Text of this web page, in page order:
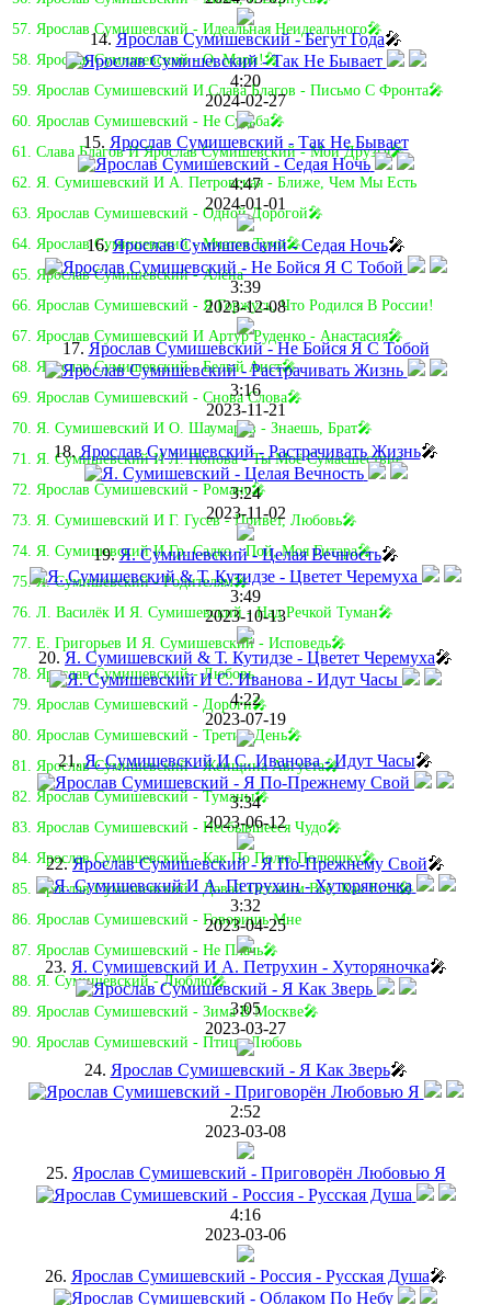
57. Ярослав Сумишевский - Идеальная Неидеального🎤
58. Ярослав Сумишевский - О, Мари!🎤
59. Ярослав Сумишевский И Слава Благов - Письмо С Фронта🎤
60. Ярослав Сумишевский - Не Судьба🎤
61. Слава Благов И Ярослав Сумишевский - Мои Друзья🎤
62. Я. Сумишевский И А. Петровская - Ближе, Чем Мы Есть
63. Ярослав Сумишевский - Одной Дорогой🎤
64. Ярослав Сумишевский - Мчатся Тучи🎤
65. Ярослав Сумишевский - Алёна
66. Ярослав Сумишевский - Я Горжусь, Что Родился В России!
67. Ярослав Сумишевский И Артур Руденко - Анастасия🎤
68. Ярослав Сумишевский - Белый Аист🎤
69. Ярослав Сумишевский - Снова Слова🎤
70. Я. Сумишевский И О. Шаумаров - Знаешь, Брат🎤
71. Я. Сумишевский И Л. Попова - Ты Моё Сумасшествие
72. Ярослав Сумишевский - Романс🎤
73. Я. Сумишевский И Г. Гусев - Привет, Любовь🎤
74. Я. Сумишевский И Гр. Садко - Пой, Моя Гитара🎤
75. Я. Сумишевский - Родителям🎤
76. Л. Василёк И Я. Сумишевский - Над Речкой Туман🎤
77. Е. Григорьев И Я. Сумишевский - Исповедь🎤
78. Ярослав Сумишевский - Любовь
79. Ярослав Сумишевский - Дороги🎤
80. Ярослав Сумишевский - Третий День🎤
81. Ярослав Сумишевский - Женщина Августа🎤
82. Ярослав Сумишевский - Туманы🎤
83. Ярослав Сумишевский - Несбывшееся Чудо🎤
84. Ярослав Сумишевский - Как По Полю-Полюшку🎤
85. Ярослав Сумишевский - Давай Оставим Всё, Как Есть🎤
86. Ярослав Сумишевский - Говоришь Мне
87. Ярослав Сумишевский - Не Плачь🎤
88. Я. Сумишевский - Люблю🎤
89. Ярослав Сумишевский - Зима В Москве🎤
90. Ярослав Сумишевский - Птица-Любовь
14.Ярослав Сумишевский - Бегут Года🎤
4:20
2024-02-27
15. Ярослав Сумишевский - Так Не Бывает
4:47
2024-01-01
16.Ярослав Сумишевский - Седая Ночь🎤
3:39
2023-12-08
17. Ярослав Сумишевский - Не Бойся Я С Тобой
3:16
2023-11-21
18. Ярослав Сумишевский - Растрачивать Жизнь🎤
3:24
2023-11-02
19.Я. Сумишевский - Целая Вечность🎤
3:49
2023-10-13
20.Я. Сумишевский & Т. Кутидзе - Цветет Черемуха🎤
4:22
2023-07-19
21.Я. Сумишевский И С. Иванова - Идут Часы🎤
3:34
2023-06-12
22.Ярослав Сумишевский - Я По-Прежнему Свой🎤
3:32
2023-04-25
23. Я. Сумишевский И А. Петрухин - Хуторяночка🎤
3:05
2023-03-27
24. Ярослав Сумишевский - Я Как Зверь🎤
2:52
2023-03-08
25. Ярослав Сумишевский - Приговорён Любовью Я
4:16
2023-03-06
26. Ярослав Сумишевский - Россия - Русская Душа🎤